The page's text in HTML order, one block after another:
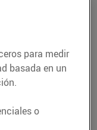
para medir
basada en un
o